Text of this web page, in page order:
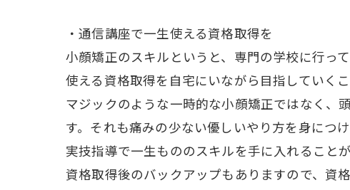
・通信講座で一生使える資格取得を
小顔矯正のスキルというと、専門の学校に行
使える資格取得を自宅にいながら目指していくこ
マジックのような一時的な小顔矯正ではなく、
す。それも痛みの少ない優しいやり方を身につ
実技指導で一生もののスキルを手に入れることが
資格取得後のバックアップもありますので、資